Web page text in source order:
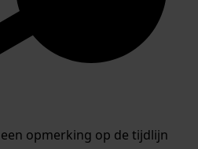
opmerking op de tijdlijn